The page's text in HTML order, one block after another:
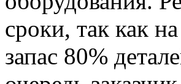
сроки, так как
запас 80%